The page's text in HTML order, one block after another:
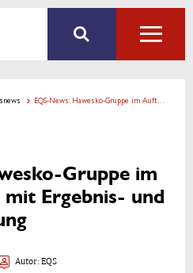
EQS-News: Hawesko-Gruppe im Auftaktquartal mit Ergebnis- und Margensteigerung
Gruppe im
Ergebnis- und
Autor: EQS